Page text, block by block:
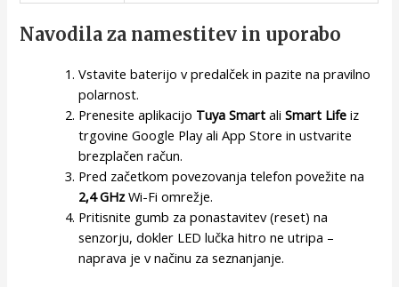
Navodila za namestitev in uporabo
Vstavite baterijo v predalček in pazite na pravilno
polarnost.
Prenesite aplikacijo Tuya Smart aliSmart Life iz
trgovine Google Play ali App Store in ustvarite
brezplačen račun.
Pred začetkom povezovanja telefon povežite na
2,4 GHzWi-Fi omrežje.
Pritisnite gumb za ponastavitev (reset) na
senzorju, dokler LED lučka hitro ne utripa –
naprava je v načinu za seznanjanje.